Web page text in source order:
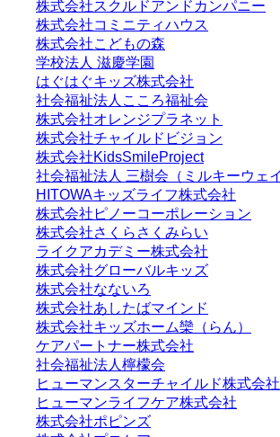
株式会社スクルドアンドカンパニー
株式会社コミニティハウス
株式会社こどもの森
学校法人 滋慶学園
はぐはぐキッズ株式会社
社会福祉法人こころ福祉会
株式会社オレンジプラネット
株式会社チャイルドビジョン
株式会社KidsSmileProject
社会福祉法人 三樹会（ミルキーウェ
HITOWAキッズライフ株式会社
株式会社ピノーコーポレーション
株式会社さくらさくみらい
ライクアカデミー株式会社
株式会社グローバルキッズ
株式会社なないろ
株式会社あしたばマインド
株式会社キッズホーム欒（らん）
ケアパートナー株式会社
社会福祉法人檸檬会
ヒューマンスターチャイルド株式会社
ヒューマンライフケア株式会社
株式会社ポピンズ